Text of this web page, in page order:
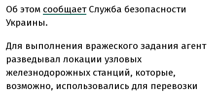
Об этом сообщаетСлужба безопасности
Украины.
Для выполнения вражеского задания агент
разведывал локации узловых
железнодорожных станций, которые,
возможно, использовались для перевозки